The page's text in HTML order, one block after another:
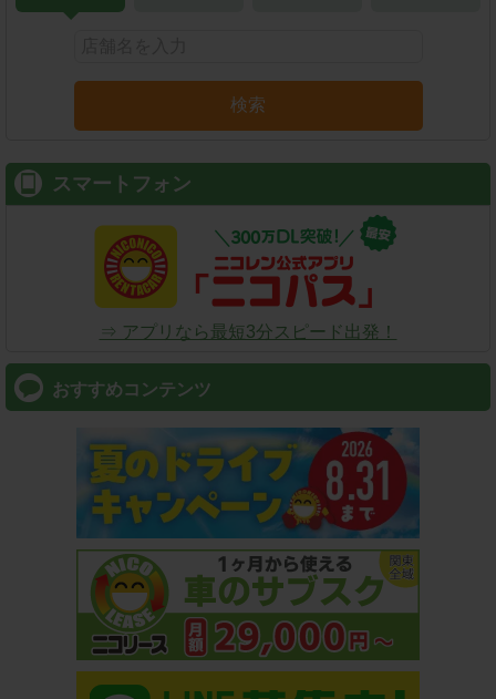
検索
スマートフォン
⇒ アプリなら最短3分スピード出発！
おすすめコンテンツ